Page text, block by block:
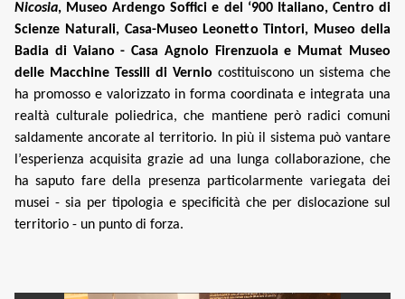
Nicosia, Museo Ardengo Soffici e del ‘900 Italiano, Centro di
Scienze Naturali, Casa-Museo Leonetto Tintori, Museo della
Badia di Vaiano - Casa Agnolo Firenzuola e Mumat Museo
delle Macchine Tessili di Vernio costituiscono un sistema che
ha promosso e valorizzato in forma coordinata e integrata una
realtà culturale poliedrica, che mantiene però radici comuni
saldamente ancorate al territorio. In più il sistema può vantare
l’esperienza acquisita grazie ad una lunga collaborazione, che
ha saputo fare della presenza particolarmente variegata dei
musei - sia per tipologia e specificità che per dislocazione sul
territorio - un punto di forza.